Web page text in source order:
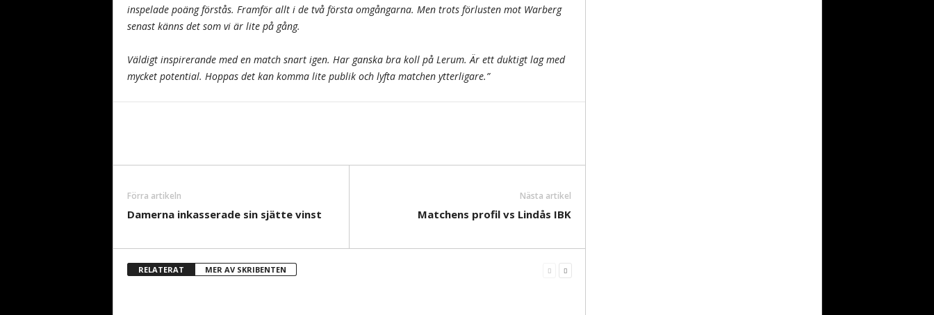
inspelade poäng förstås. Framför allt i de två första omgångarna. Men trots förlusten mot Warberg
senast känns det som vi är lite på gång.
Väldigt inspirerande med en match snart igen. Har ganska bra koll på Lerum. Är ett duktigt lag med
mycket potential. Hoppas det kan komma lite publik och lyfta matchen ytterligare.”
Förra artikeln
Damerna inkasserade sin sjätte vinst
Nästa artikel
Matchens profil vs Lindås IBK
RELATERAT MER AV SKRIBENTEN